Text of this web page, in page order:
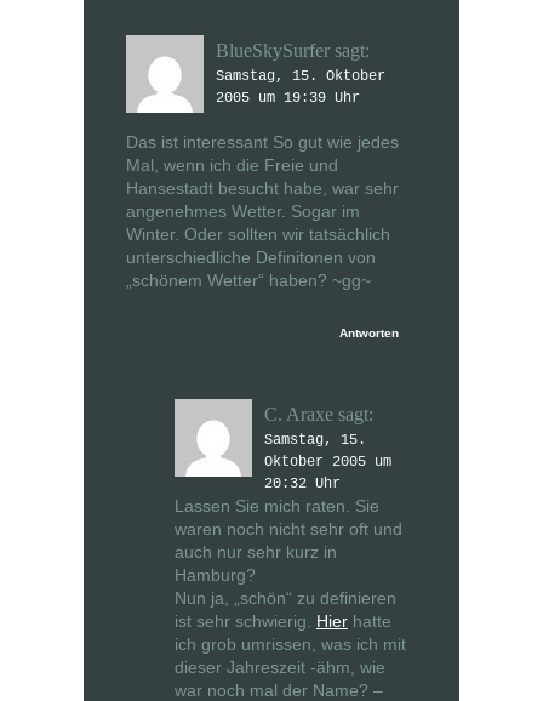
BlueSkySurfer sagt:
Samstag, 15. Oktober
2005 um 19:39 Uhr
Das ist interessant So gut wie jedes
Mal, wenn ich die Freie und
Hansestadt besucht habe, war sehr
angenehmes Wetter. Sogar im
Winter. Oder sollten wir tatsächlich
unterschiedliche Definitonen von
„schönem Wetter“ haben? ~gg~
Antworten
C. Araxe sagt:
Samstag, 15.
Oktober 2005 um
20:32 Uhr
Lassen Sie mich raten. Sie
waren noch nicht sehr oft und
auch nur sehr kurz in
Hamburg?
Nun ja, „schön“ zu definieren
ist sehr schwierig. Hier hatte
ich grob umrissen, was ich mit
dieser Jahreszeit -ähm, wie
war noch mal der Name? –